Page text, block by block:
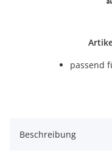
passend
Beschreibung